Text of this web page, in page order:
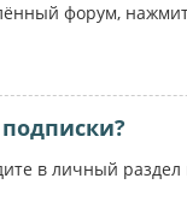
форум,
в личный